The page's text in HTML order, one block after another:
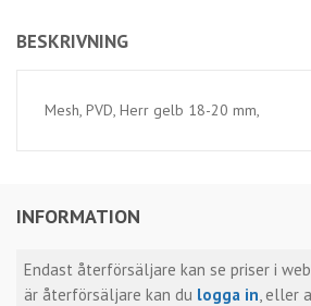
INFORMATION
Endast återförsäljare kan se priser i
är återförsäljare kan du logga in, eller
BESKRIVNING
Mesh, PVD, Herr gelb 18-20 mm,